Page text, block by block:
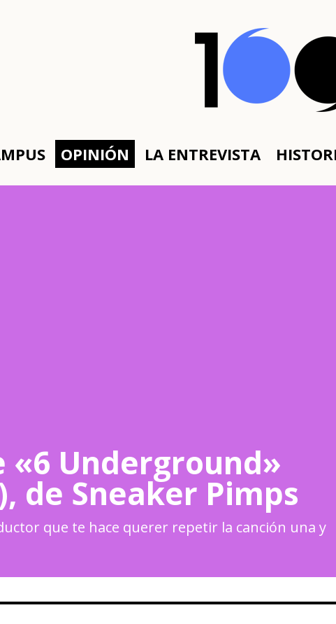
OPINIÓN LA ENTREVISTA
«6 Underground»
de Sneaker Pimps
que te hace querer repetir la canción una y